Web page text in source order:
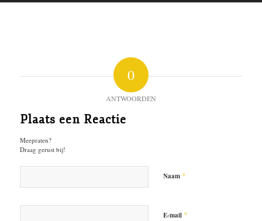
0
ANTWOORDEN
Plaats een Reactie
Meepraten?
Draag gerust bij!
Naam *
E-mail *